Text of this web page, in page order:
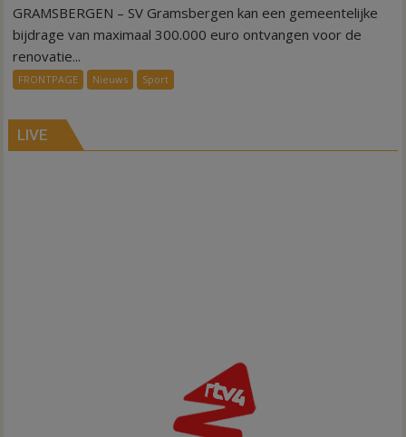
Geld
voor
GRAMSBERGEN – SV Gramsbergen kan een gemeentelijke
bijdrage van maximaal 300.000 euro ontvangen voor de
renovatie...
FRONTPAGE Nieuws Sport
LIVE